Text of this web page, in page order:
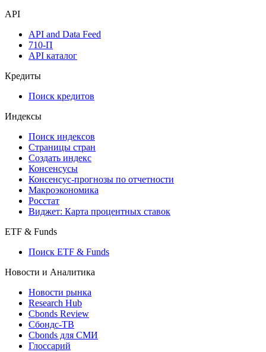
API
API and Data Feed
710-П
API каталог
Кредиты
Поиск кредитов
Индексы
Поиск индексов
Страницы стран
Создать индекс
Консенсусы
Консенсус-прогнозы по отчетности
Макроэкономика
Росстат
Виджет: Карта процентных ставок
ETF & Funds
Поиск ETF & Funds
Новости и Аналитика
Новости рынка
Research Hub
Cbonds Review
Сбондс-ТВ
Cbonds для СМИ
Глоссарий